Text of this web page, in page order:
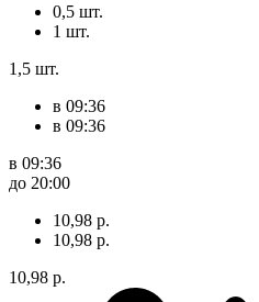
0,5 шт.
1 шт.
1,5 шт.
в 09:36
в 09:36
в 09:36
до 20:00
10,98 р.
10,98 р.
10,98 р.